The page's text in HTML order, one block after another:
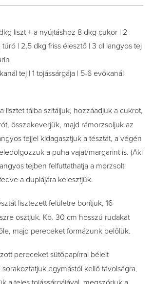
liszt + a nyújtáshoz 8 dkg cukor | 2
túró | 2,5 dkg friss élesztő | 3 dl langyos tej
tej | 1 tojássárgája | 5-6 evőkanál
lisztet tálba szitáljuk, hozzáadjuk a cukrot,
összekeverjük, majd rámorzsoljuk az
tejjel kidagasztjuk a tésztát, a végén
a puha vajat/margarint is. (Aki
tejben felfuttathatja a morzsolt
a duplájára kelesztjük.
lisztezett felületre borítjuk, 16
osztjuk. Kb. 30 cm hosszú rudakat
majd pereceket formázunk belőlük.
pereceket sütőpapírral bélelt
egymástól kellő távolságra,